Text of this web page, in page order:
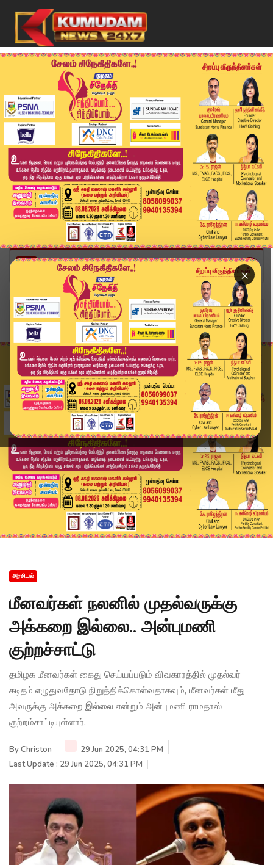
×
Home
அரசியல்
மீனவர்கள் நலனில் முதல்வருக்கு அக்கறை இல்லை.. அன...
அரசியல்
மீனவர்கள் நலனில் முதல்வருக்கு
அக்கறை இல்லை.. அன்புமணி
குற்றச்சாட்டு
தமிழக மீனவர்கள் கைது செய்யப்படும் விவகாரத்தில் முதல்வர்
கடிதம் எழுதுவதோடு நிறுத்திக்கொள்வதாகவும், மீனவர்கள் மீது
அவருக்கு அக்கறை இல்லை என்றும் அன்புமணி ராமதாஸ்
குற்றம்சாட்டியுள்ளார்.
ByChriston
29 Jun 2025, 04:31 PM
Last Update : 29 Jun 2025, 04:31 PM